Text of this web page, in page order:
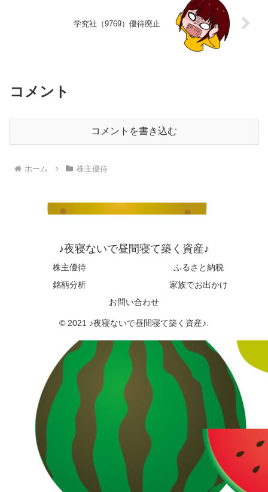
学究社（9769）優待廃止
コメント
コメントを書き込む
ホーム 株主優待
♪夜寝ないで昼間寝て築く資産♪
株主優待
ふるさと納税
銘柄分析
家族でお出かけ
お問い合わせ
© 2021 ♪夜寝ないで昼間寝て築く資産♪.